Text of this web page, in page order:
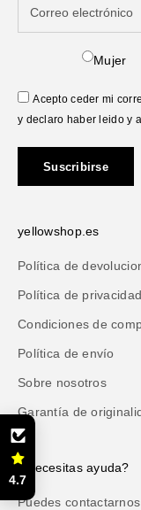
Mujer
Acepto ceder mi
y declaro haber leido y
Suscribirse
yellowshop.es
Política de
Política de privacidad
Condiciones de
Política de envío
Sobre nosotros
Garantía de
¿Necesitas ayuda?
Puedes
4.7